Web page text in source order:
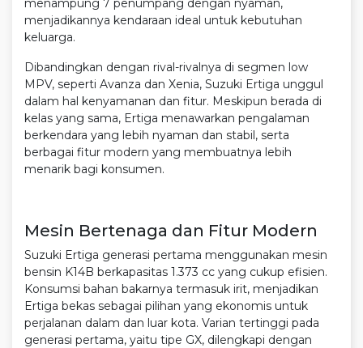
menampung 7 penumpang dengan nyaman,
menjadikannya kendaraan ideal untuk kebutuhan
keluarga.
Dibandingkan dengan rival-rivalnya di segmen low
MPV, seperti Avanza dan Xenia, Suzuki Ertiga unggul
dalam hal kenyamanan dan fitur. Meskipun berada di
kelas yang sama, Ertiga menawarkan pengalaman
berkendara yang lebih nyaman dan stabil, serta
berbagai fitur modern yang membuatnya lebih
menarik bagi konsumen.
Mesin Bertenaga dan Fitur Modern
Suzuki Ertiga generasi pertama menggunakan mesin
bensin K14B berkapasitas 1.373 cc yang cukup efisien.
Konsumsi bahan bakarnya termasuk irit, menjadikan
Ertiga bekas sebagai pilihan yang ekonomis untuk
perjalanan dalam dan luar kota. Varian tertinggi pada
generasi pertama, yaitu tipe GX, dilengkapi dengan